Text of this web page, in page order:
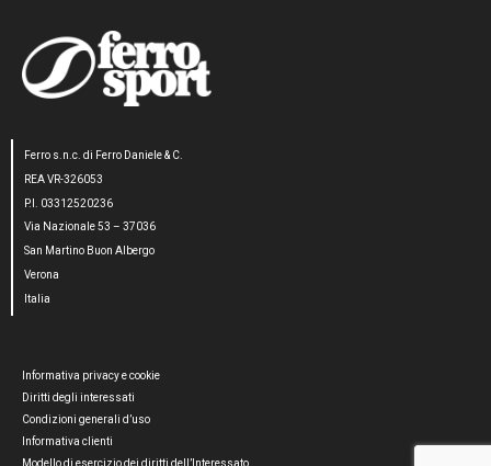
Ferro s.n.c. di Ferro Daniele & C.
REA VR-326053
P.I. 03312520236
Via Nazionale 53 – 37036
San Martino Buon Albergo
Verona
Italia
Informativa privacy e cookie
Diritti degli interessati
Condizioni generali d’uso
Informativa clienti
Modello di esercizio dei diritti dell’Interessato